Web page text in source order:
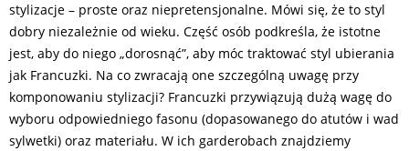
stylizacje – proste oraz niepretensjonalne. Mówi się, że to styl
dobry niezależnie od wieku. Część osób podkreśla, że istotne
jest, aby do niego „dorosnąć”, aby móc traktować styl ubierania
jak Francuzki. Na co zwracają one szczególną uwagę przy
komponowaniu stylizacji? Francuzki przywiązują dużą wagę do
wyboru odpowiedniego fasonu (dopasowanego do atutów i wad
sylwetki) oraz materiału. W ich garderobach znajdziemy